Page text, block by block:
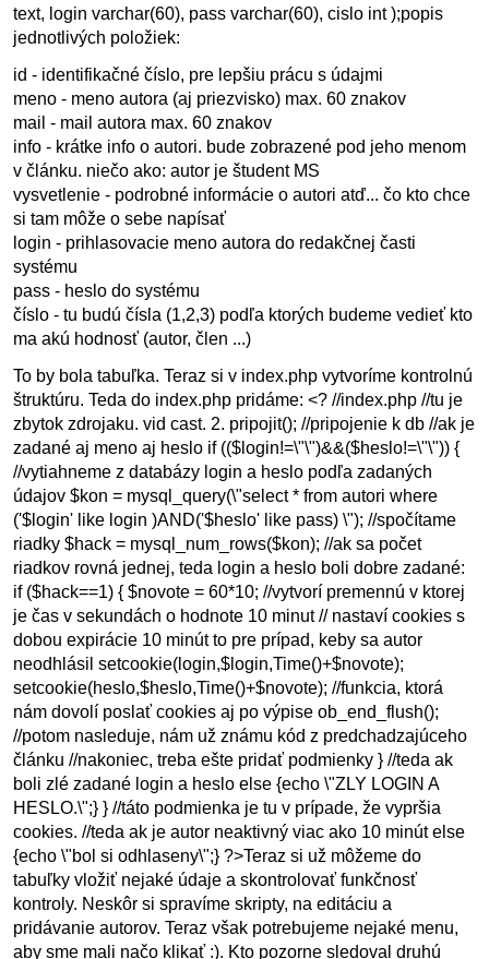
text, login varchar(60), pass varchar(60), cislo int );popis
jednotlivých položiek:
id - identifikačné číslo, pre lepšiu prácu s údajmi
meno - meno autora (aj priezvisko) max. 60 znakov
mail - mail autora max. 60 znakov
info - krátke info o autori. bude zobrazené pod jeho menom
v článku. niečo ako: autor je študent MS
vysvetlenie - podrobné informácie o autori atď... čo kto chce
si tam môže o sebe napísať
login - prihlasovacie meno autora do redakčnej časti
systému
pass - heslo do systému
číslo - tu budú čísla (1,2,3) podľa ktorých budeme vedieť kto
ma akú hodnosť (autor, člen ...)
To by bola tabuľka. Teraz si v index.php vytvoríme kontrolnú
štruktúru. Teda do index.php pridáme: <? //index.php //tu je
zbytok zdrojaku. vid cast. 2. pripojit(); //pripojenie k db //ak je
zadané aj meno aj heslo if (($login!=\"\")&&($heslo!=\"\")) {
//vytiahneme z databázy login a heslo podľa zadaných
údajov $kon = mysql_query(\"select * from autori where
('$login' like login )AND('$heslo' like pass) \"); //spočítame
riadky $hack = mysql_num_rows($kon); //ak sa počet
riadkov rovná jednej, teda login a heslo boli dobre zadané:
if ($hack==1) { $novote = 60*10; //vytvorí premennú v ktorej
je čas v sekundách o hodnote 10 minut // nastaví cookies s
dobou expirácie 10 minút to pre prípad, keby sa autor
neodhlásil setcookie(login,$login,Time()+$novote);
setcookie(heslo,$heslo,Time()+$novote); //funkcia, ktorá
nám dovolí poslať cookies aj po výpise ob_end_flush();
//potom nasleduje, nám už známu kód z predchadzajúceho
článku //nakoniec, treba ešte pridať podmienky } //teda ak
boli zlé zadané login a heslo else {echo \"ZLY LOGIN A
HESLO.\";} } //táto podmienka je tu v prípade, že vypršia
cookies. //teda ak je autor neaktivný viac ako 10 minút else
{echo \"bol si odhlaseny\";} ?>Teraz si už môžeme do
tabuľky vložiť nejaké údaje a skontrolovať funkčnosť
kontroly. Neskôr si spravíme skripty, na editáciu a
pridávanie autorov. Teraz však potrebujeme nejaké menu,
aby sme mali načo klikať :). Kto pozorne sledoval druhú